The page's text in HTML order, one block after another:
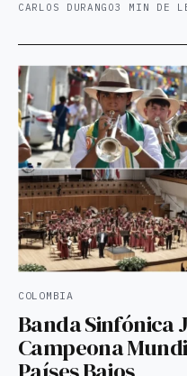
CARLOS DURANGO3 MIN DE
COLOMBIA
Banda Sinfónica
Campeona